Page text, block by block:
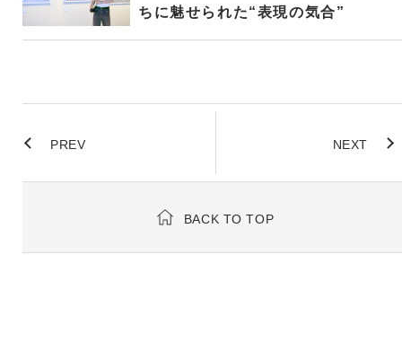
ちに魅せられた“表現の気合”
PREV NEXT
BACK TO TOP